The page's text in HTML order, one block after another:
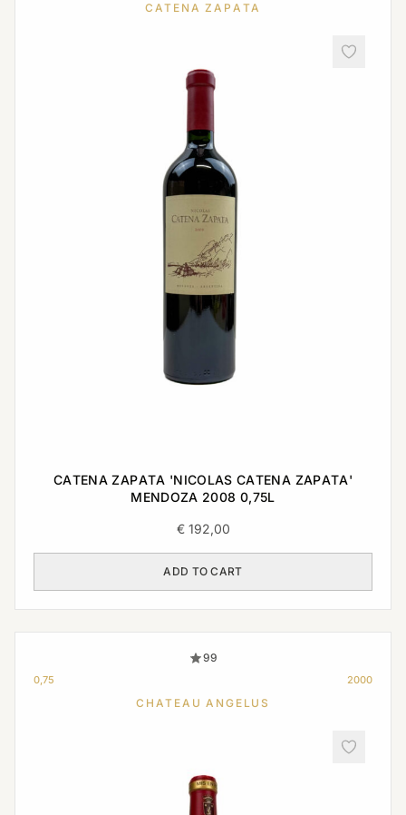
CATENA ZAPATA
CATENA ZAPATA 'NICOLAS CATENA ZAPATA'
MENDOZA 2008 0,75L
€192,00
ADD TO CART
99
0,75 2000
CHATEAU ANGELUS